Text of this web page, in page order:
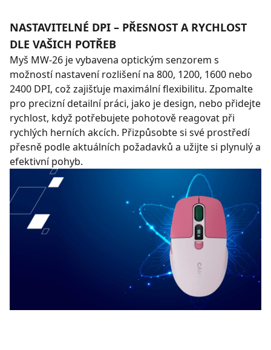
NASTAVITELNÉ DPI – PŘESNOST A RYCHLOST
DLE VAŠICH POTŘEB
Myš MW-26 je vybavena optickým senzorem s
možností nastavení rozlišení na 800, 1200, 1600 nebo
2400 DPI, což zajišťuje maximální flexibilitu. Zpomalte
pro precizní detailní práci, jako je design, nebo přidejte
rychlost, když potřebujete pohotově reagovat při
rychlých herních akcích. Přizpůsobte si své prostředí
přesně podle aktuálních požadavků a užijte si plynulý a
efektivní pohyb.